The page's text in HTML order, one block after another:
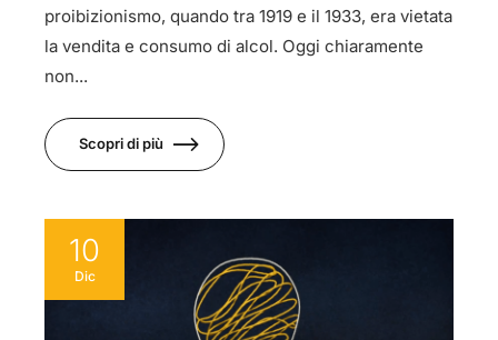
proibizionismo, quando tra 1919 e il 1933, era vietata
la vendita e consumo di alcol. Oggi chiaramente
non...
Scopri di più
10
Dic